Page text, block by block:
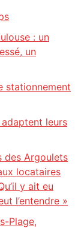
: un
un
stationnement
leurs
des Argoulets
locataires
y ait eu
l’entendre »
Plage,